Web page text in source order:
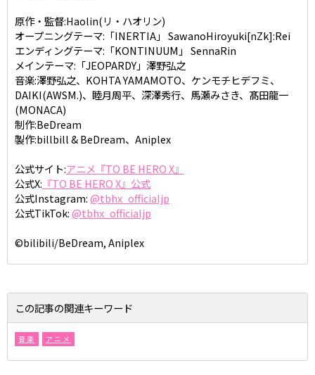
原作・監督:Haolin(リ・ハオリン)
オープニングテーマ:「INERTIA」 SawanoHiroyuki[nZk]:Rei
エンディングテーマ:「KONTINUUM」 SennaRin
メインテーマ:「JEOPARDY」澤野弘之
音楽:澤野弘之、KOHTA YAMAMOTO、ケンモチヒデフミ、
DAIKI(AWSM.)、睦月周平、深澤秀行、馬瀬みさき、髙田龍一
(MONACA)
制作:BeDream
製作:billbill & BeDream、Aniplex
公式サイト:アニメ『TO BE HERO X』
公式X: 『TO BE HERO X』公式
公式Instagram:@tbhx_officialjp
公式TikTok:@tbhx_officialjp
©bilibili/BeDream, Aniplex
この記事の関連キーワード
音楽 アニメ